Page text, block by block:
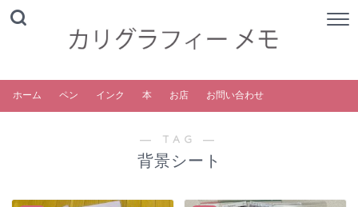
ホーム ペン インク 本 お店 お問い合わせ
― TAG ―
背景シート